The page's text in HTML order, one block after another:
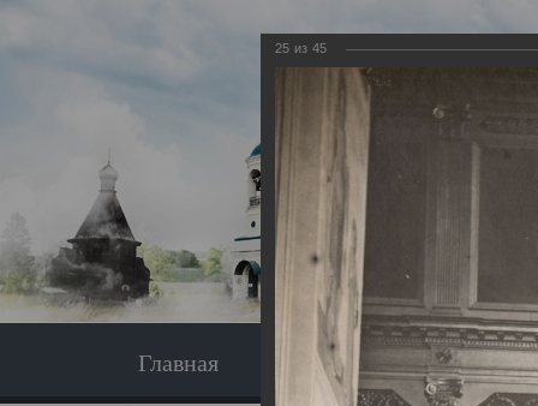
Главная Экскурсия
25 из 45